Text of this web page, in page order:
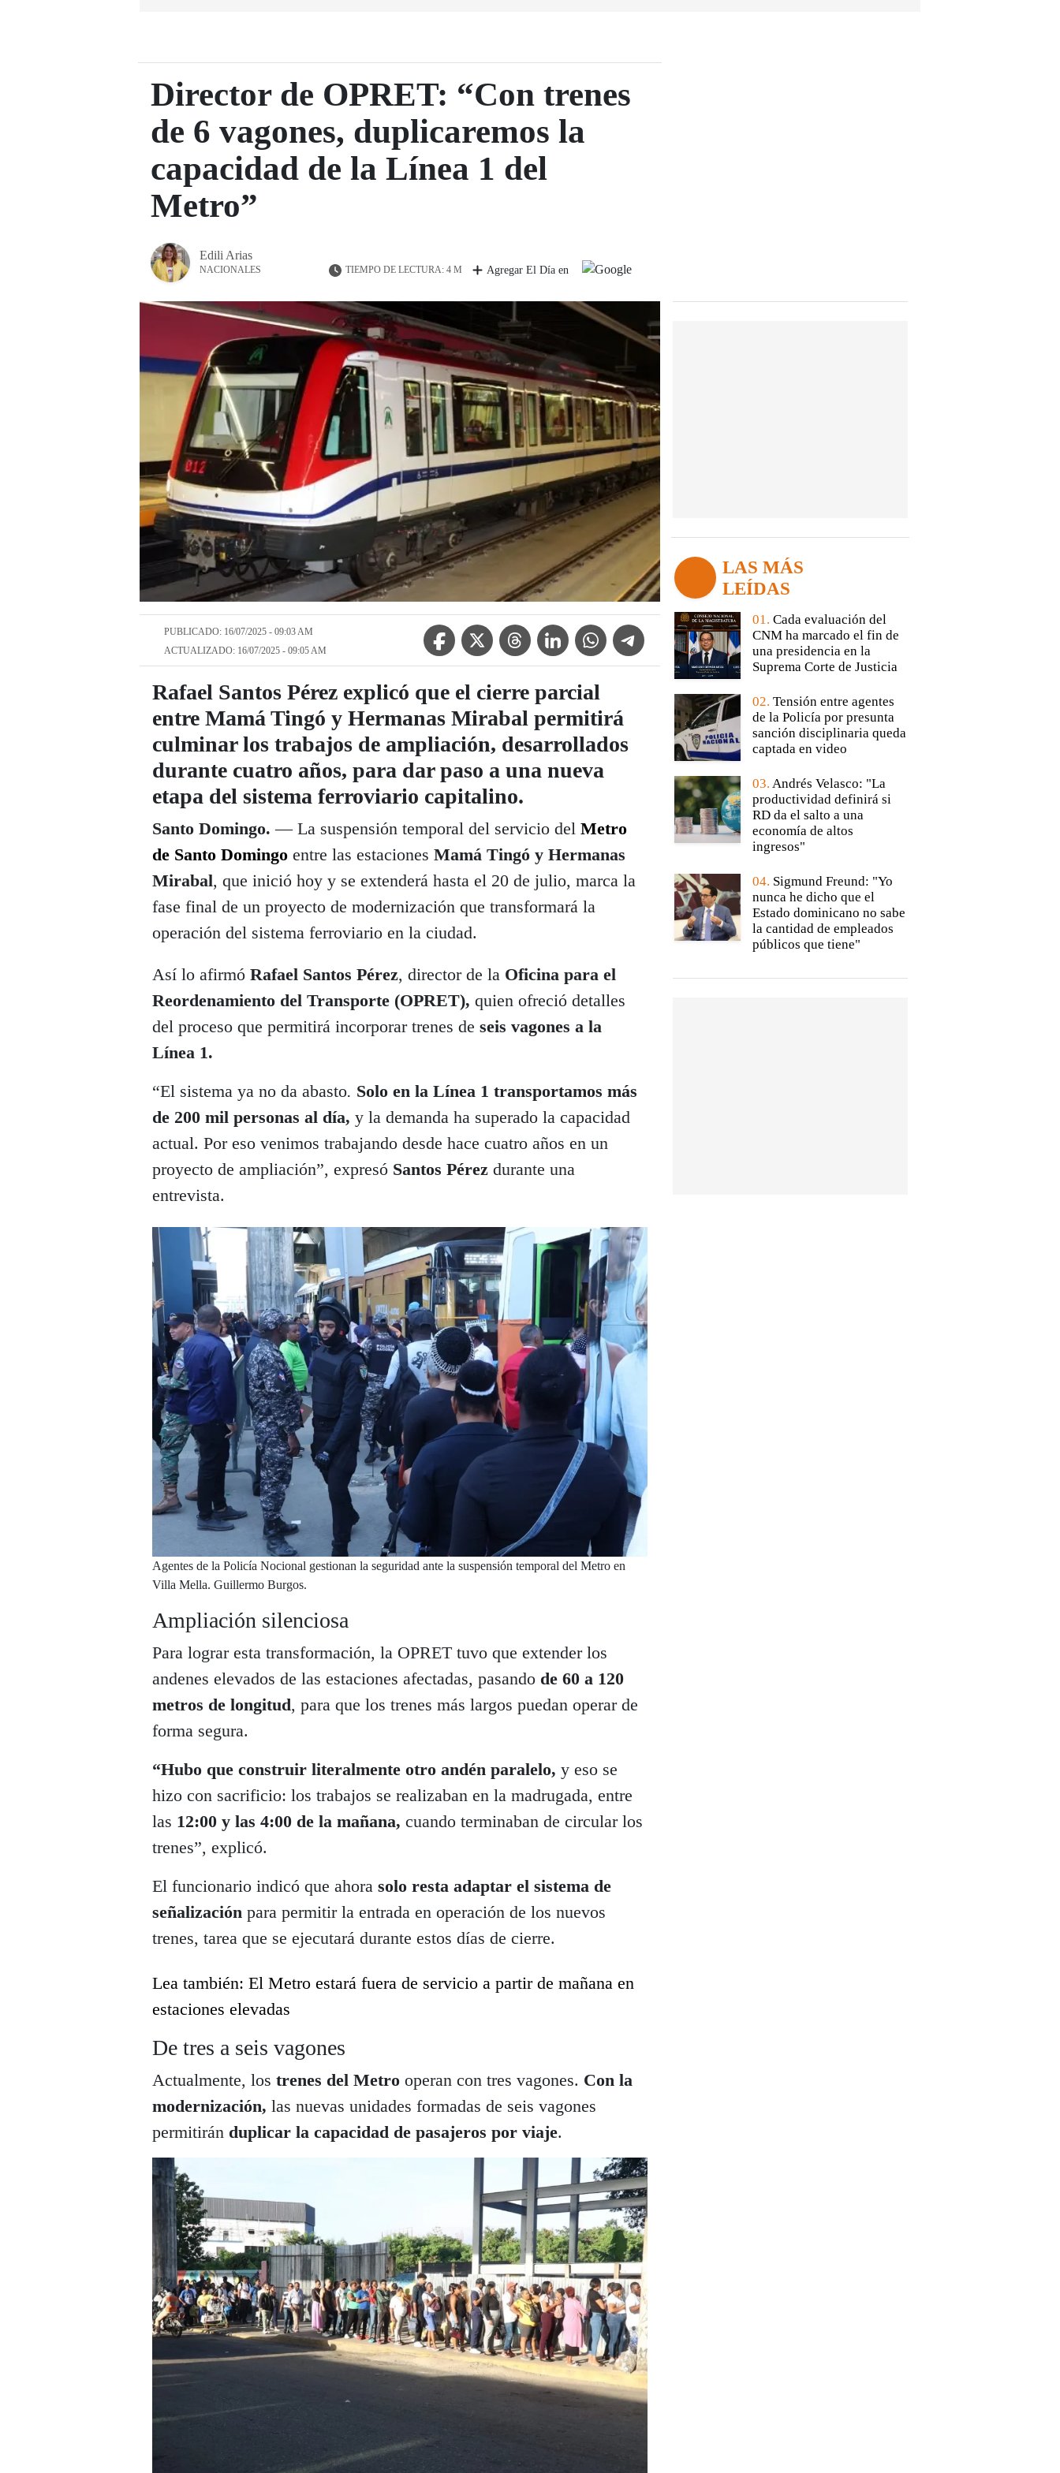
Director de OPRET: “Con trenes
de 6 vagones, duplicaremos la
capacidad de la Línea 1 del
Metro”
Edili Arias
NACIONALES TIEMPO DE LECTURA: 4 M Agregar El Día en
PUBLICADO: 16/07/2025 - 09:03 AM
ACTUALIZADO: 16/07/2025 - 09:05 AM
Facebook IconTwitter IconThreads IconLinkedin IconWhatsApp IconTelegram Icon
Rafael Santos Pérez explicó que el cierre parcial
entre Mamá Tingó y Hermanas Mirabal permitirá
culminar los trabajos de ampliación, desarrollados
durante cuatro años, para dar paso a una nueva
etapa del sistema ferroviario capitalino.
Santo Domingo. — La suspensión temporal del servicio del Metro
de Santo Domingo entre las estaciones Mamá Tingó y Hermanas
Mirabal, que inició hoy y se extenderá hasta el 20 de julio, marca la
fase final de un proyecto de modernización que transformará la
operación del sistema ferroviario en la ciudad.
Así lo afirmó Rafael Santos Pérez, director de la Oficina para el
Reordenamiento del Transporte (OPRET), quien ofreció detalles
del proceso que permitirá incorporar trenes de seis vagones a la
Línea 1.
“El sistema ya no da abasto. Solo en la Línea 1 transportamos más
de 200 mil personas al día, y la demanda ha superado la capacidad
actual. Por eso venimos trabajando desde hace cuatro años en un
proyecto de ampliación”, expresó Santos Pérez durante una
entrevista.
Agentes de la Policía Nocional gestionan la seguridad ante la suspensión temporal del Metro en
Villa Mella. Guillermo Burgos.
Ampliación silenciosa
Para lograr esta transformación, la OPRET tuvo que extender los
andenes elevados de las estaciones afectadas, pasando de 60 a 120
metros de longitud, para que los trenes más largos puedan operar de
forma segura.
“Hubo que construir literalmente otro andén paralelo, y eso se
hizo con sacrificio: los trabajos se realizaban en la madrugada, entre
las 12:00 y las 4:00 de la mañana, cuando terminaban de circular los
trenes”, explicó.
El funcionario indicó que ahora solo resta adaptar el sistema de
señalización para permitir la entrada en operación de los nuevos
trenes, tarea que se ejecutará durante estos días de cierre.
Lea también: El Metro estará fuera de servicio a partir de mañana en
estaciones elevadas
De tres a seis vagones
Actualmente, los trenes del Metro operan con tres vagones. Con la
modernización, las nuevas unidades formadas de seis vagones
permitirán duplicar la capacidad de pasajeros por viaje.
LAS MÁS
LEÍDAS
01. Cada evaluación del
CNM ha marcado el fin de
una presidencia en la
Suprema Corte de Justicia
02. Tensión entre agentes
de la Policía por presunta
sanción disciplinaria queda
captada en video
03. Andrés Velasco: "La
productividad definirá si
RD da el salto a una
economía de altos
ingresos"
04. Sigmund Freund: "Yo
nunca he dicho que el
Estado dominicano no sabe
la cantidad de empleados
públicos que tiene"